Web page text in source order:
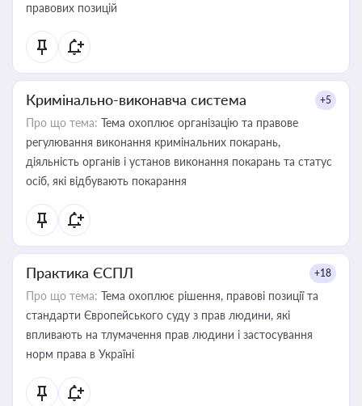
правових позицій
Кримінально-виконавча система +5
Про що тема: Тема охоплює організацію та правове
регулювання виконання кримінальних покарань,
діяльність органів і установ виконання покарань та статус
осіб, які відбувають покарання
Практика ЄСПЛ +18
Про що тема: Тема охоплює рішення, правові позиції та
стандарти Європейського суду з прав людини, які
впливають на тлумачення прав людини і застосування
норм права в Україні